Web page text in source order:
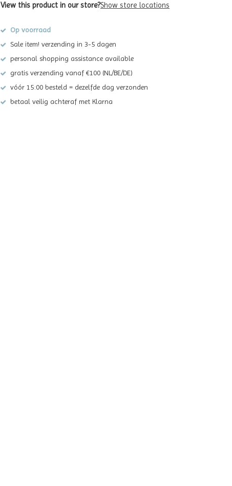
View this product in our store?Show store locations
Op voorraad
Sale item! verzending in 3-5 dagen
personal shopping assistance available
gratis verzending vanaf €100 (NL/BE/DE)
vóór 15:00 besteld = dezelfde dag verzonden
betaal veilig achteraf met Klarna